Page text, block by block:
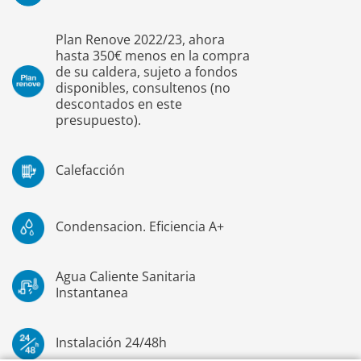
Plan Renove 2022/23, ahora
hasta 350€ menos en la compra
de su caldera, sujeto a fondos
disponibles, consultenos (no
descontados en este
presupuesto).
Calefacción
Condensacion. Eficiencia A+
Agua Caliente Sanitaria
Instantanea
Instalación 24/48h